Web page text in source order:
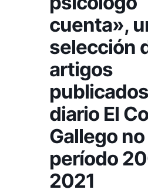
cuenta»,
selección
artigos
diario El
Gallego no
período
2021